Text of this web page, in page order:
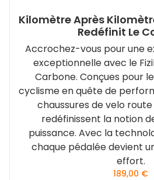
Kilomètre Après
Redéfinit Le
Accrochez-vous pour une
exceptionnelle avec le
Carbone. Conçues pour
cyclisme en quête de
chaussures de velo
redéfinissent la notion
puissance. Avec la
chaque pédalée devient
effort.
189,00 €